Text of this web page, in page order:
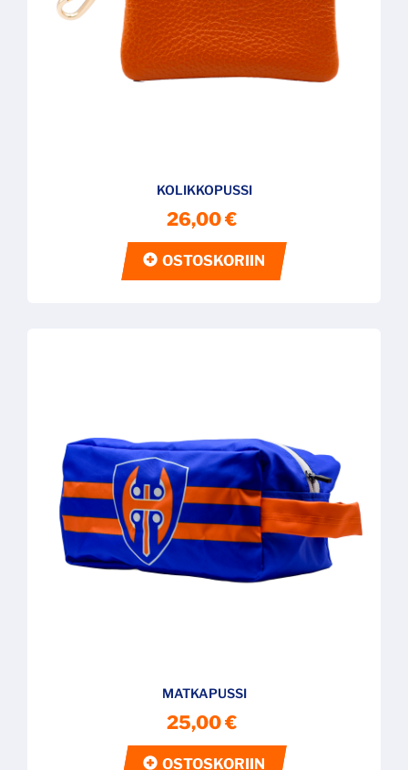
KOLIKKOPUSSI
26,00 €
OSTOSKORIIN
MATKAPUSSI
25,00 €
OSTOSKORIIN